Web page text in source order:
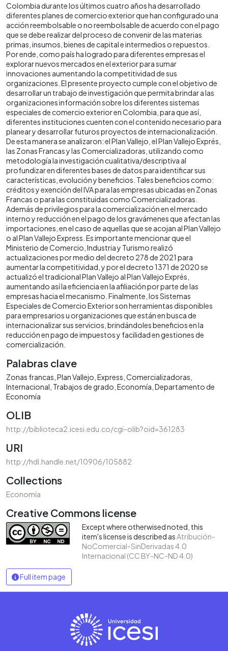
Colombia durante los últimos cuatro años ha desarrollado
diferentes planes de comercio exterior que han configurado una
acción reembolsable o no reembolsable de acuerdo con el pago
que se debe realizar del proceso de convenir de las materias
primas, insumos, bienes de capital e intermedios o repuestos.
Por ende, como país ha logrado para diferentes empresas el
explorar nuevos mercados en el exterior para sumar
innovaciones aumentando la competitividad de sus
organizaciones. El presente proyecto cumple con el objetivo de
desarrollar un trabajo de investigación que permita brindar a las
organizaciones información sobre los diferentes sistemas
especiales de comercio exterior en Colombia, para que así,
diferentes instituciones cuenten con el contenido necesario para
planear y desarrollar futuros proyectos de internacionalización.
De esta manera se analizaron: el Plan Vallejo, el Plan Vallejo Exprés,
las Zonas Francas y las Comercializadoras, utilizando como
metodología la investigación cualitativa/descriptiva al
profundizar en diferentes bases de datos para identificar sus
características, evolución y beneficios. Tales beneficios como:
créditos y exención del IVA para las empresas ubicadas en Zonas
Francas o para las constituidas como Comercializadoras.
Además de privilegios para la comercialización en el mercado
interno y reducción en el pago de los gravámenes que afectan las
importaciones, en el caso de aquellas que se acojan al Plan Vallejo
o al Plan Vallejo Express. Es importante mencionar que el
Ministerio de Comercio, Industria y Turismo realizó
actualizaciones por medio del decreto 278 de 2021 para
aumentar la competitividad, y por el decreto 1371 de 2020 se
actualizó el tradicional Plan Vallejo al Plan Vallejo Exprés,
aumentando así la eficiencia en la afiliación por parte de las
empresas hacia el mecanismo. Finalmente, los Sistemas
Especiales de Comercio Exterior son herramientas disponibles
para empresarios u organizaciones que están en busca de
internacionalizar sus servicios, brindándoles beneficios en la
reducción en pago de impuestos y facilidad en gestiones de
comercialización.
Palabras clave
Zonas francas Plan Vallejo Express Comercializadoras
Internacional Trabajos de grado Economía Departamento de
Economía
OLIB
http://biblioteca2.icesi.edu.co/cgi-olib?oid=361283
URI
http://hdl.handle.net/10906/105882
Collections
Economía
Creative Commons license
Except where otherwised noted, this
item's license is described asAtribución-
NoComercial-SinDerivadas 4.0
Internacional (CC BY-NC-ND 4.0)
Full item page